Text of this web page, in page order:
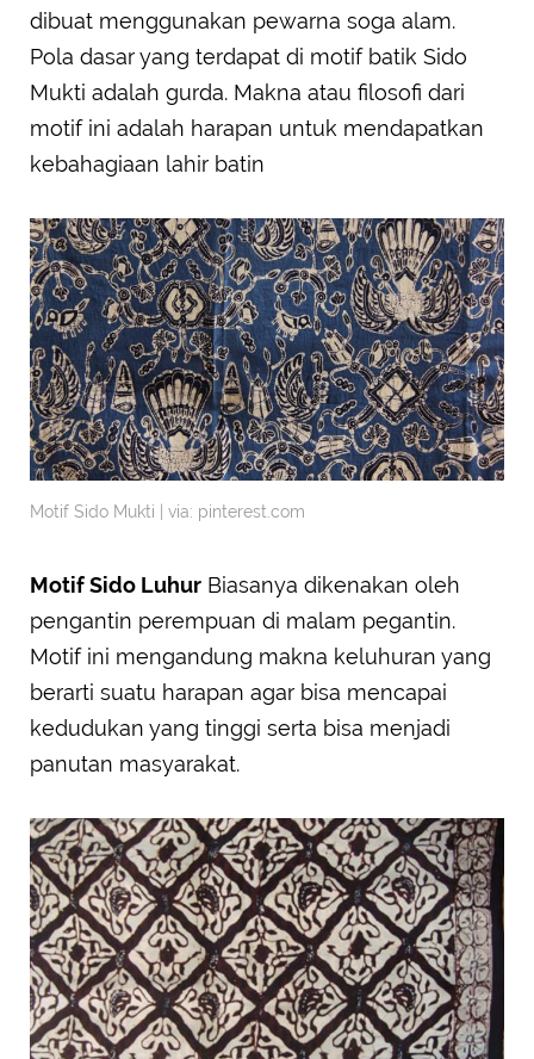
dibuat menggunakan pewarna soga alam.
Pola dasar yang terdapat di motif batik Sido
Mukti adalah gurda. Makna atau filosofi dari
motif ini adalah harapan untuk mendapatkan
kebahagiaan lahir batin
Motif Sido Mukti | via: pinterest.com
Motif Sido Luhur Biasanya dikenakan oleh
pengantin perempuan di malam pegantin.
Motif ini mengandung makna keluhuran yang
berarti suatu harapan agar bisa mencapai
kedudukan yang tinggi serta bisa menjadi
panutan masyarakat.